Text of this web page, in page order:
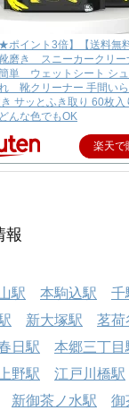
★ポイント3倍】【送料無
磨き スニーカークリ
単 ウェットシート シ
靴クリーナー 手間いら
サッとふき取り 60枚入
んな色でもOK
楽天で
報
駅 本駒込駅 千
新大塚駅 茗荷
日駅 本郷三丁目
上野駅 江戸川橋駅
新御茶ノ水駅 御